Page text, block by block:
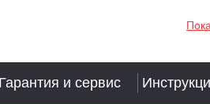
Гарантия и сервис